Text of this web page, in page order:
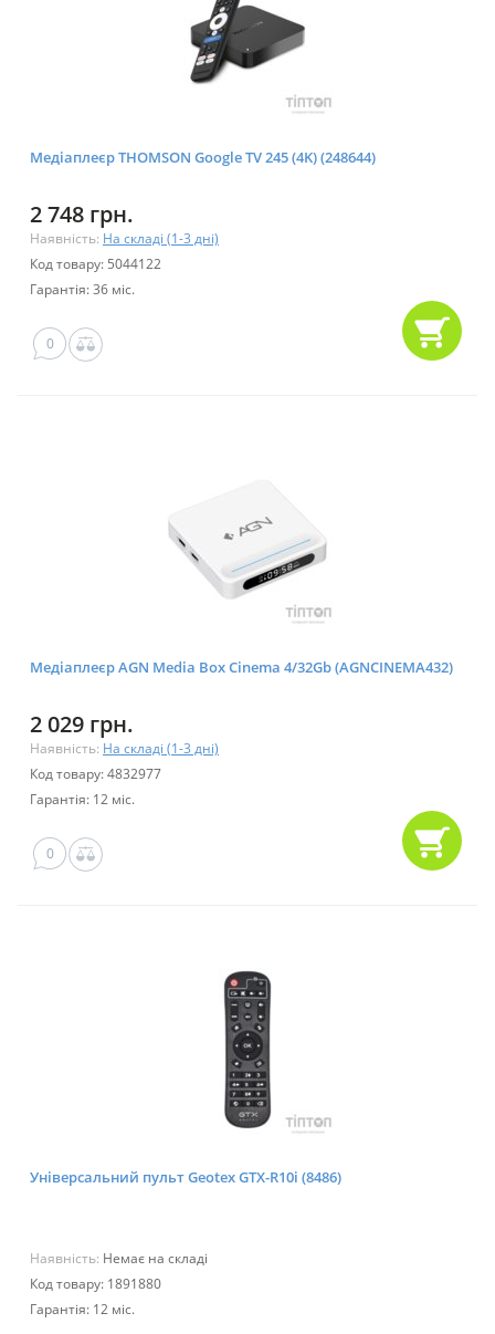
Медіаплеєр THOMSON Google TV 245 (4K) (248644)
2 748 грн.
Наявність: На складі (1-3 дні)
Код товару: 5044122
Гарантія: 36 міс.
0
Медіаплеєр AGN Media Box Cinema 4/32Gb (AGNCINEMA432)
2 029 грн.
Наявність: На складі (1-3 дні)
Код товару: 4832977
Гарантія: 12 міс.
0
Універсальний пульт Geotex GTX-R10i (8486)
Наявність: Немає на складі
Код товару: 1891880
Гарантія: 12 міс.